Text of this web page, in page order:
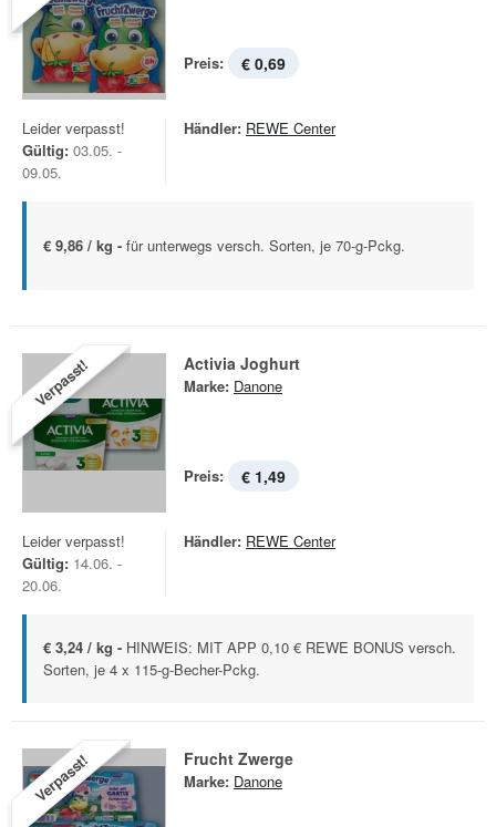
Preis: € 0,69
Leider verpasst!
Gültig: 03.05. -
09.05.
Händler: REWE Center
€ 9,86 / kg - für unterwegs versch. Sorten, je 70-g-Pckg.
Verpasst! Activia Joghurt
Marke: Danone
Preis: € 1,49
Leider verpasst!
Gültig: 14.06. -
20.06.
Händler: REWE Center
€ 3,24 / kg - HINWEIS: MIT APP 0,10 € REWE BONUS versch.
Sorten, je 4 x 115-g-Becher-Pckg.
Verpasst! Frucht Zwerge
Marke: Danone